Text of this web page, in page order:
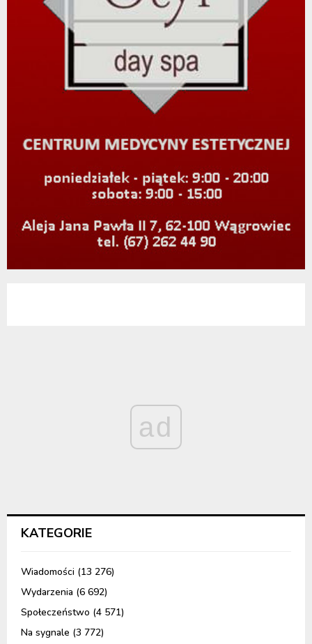
ad
KATEGORIE
Wiadomości (13 276)
Wydarzenia (6 692)
Społeczeństwo (4 571)
Na sygnale (3 772)